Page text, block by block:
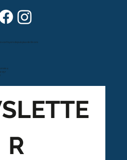
4
157
vos foyers depuis plus de 80 ans
R